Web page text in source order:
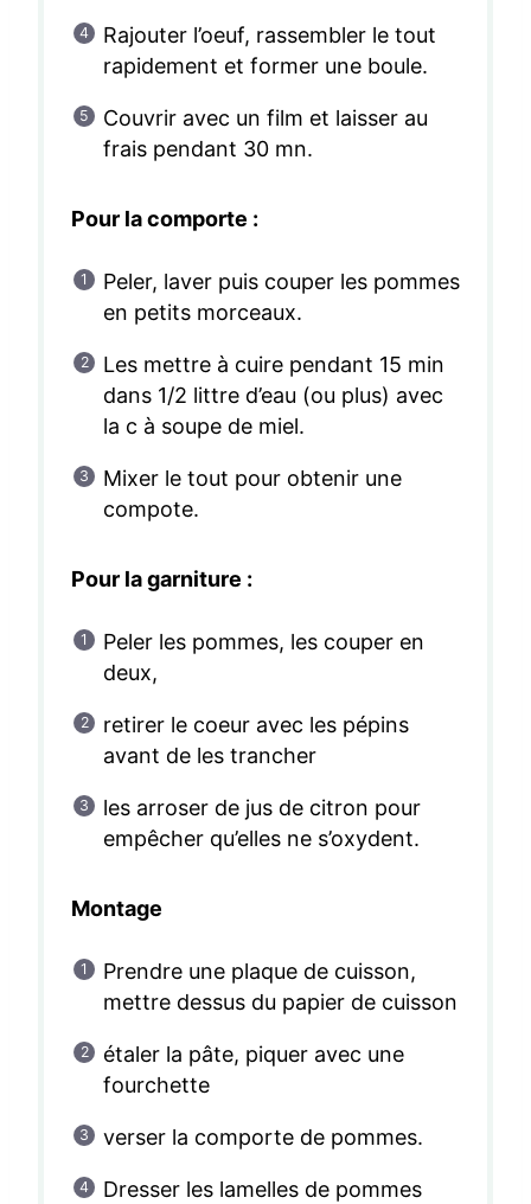
Rajouter l’oeuf, rassembler le tout
rapidement et former une boule.
Couvrir avec un film et laisser au
frais pendant 30 mn.
Pour la comporte :
Peler, laver puis couper les pommes
en petits morceaux.
Les mettre à cuire pendant 15 min
dans 1/2 littre d’eau (ou plus) avec
la c à soupe de miel.
Mixer le tout pour obtenir une
compote.
Pour la garniture :
Peler les pommes, les couper en
deux,
retirer le coeur avec les pépins
avant de les trancher
les arroser de jus de citron pour
empêcher qu’elles ne s’oxydent.
Montage
Prendre une plaque de cuisson,
mettre dessus du papier de cuisson
étaler la pâte, piquer avec une
fourchette
verser la comporte de pommes.
Dresser les lamelles de pommes